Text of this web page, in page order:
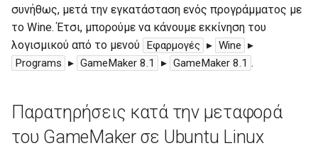
συνήθως, μετά την εγκατάσταση ενός προγράμματος με
το Wine. Έτσι, μπορούμε να κάνουμε εκκίνηση του
λογισμικού από το μενού
Εφαρμογές ▸ Wine ▸
Programs ▸ GameMaker 8.1 ▸ GameMaker 8.1 .
Παρατηρήσεις κατά την μεταφορά
του GameMaker σε Ubuntu Linux